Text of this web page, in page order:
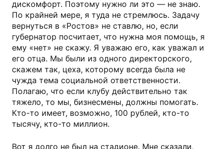
дискомфорт. Поэтому нужно ли это — не знаю.
По крайней мере, я туда не стремлюсь. Задачу
вернуться в «Ростов» не ставлю, но, если
губернатор посчитает, что нужна моя помощь, я
ему «нет» не скажу. Я уважаю его, как уважал и
его отца. Мы были из одного директорского,
скажем так, цеха, которому всегда была не
чужда тема социальной ответственности.
Полагаю, что если клубу действительно так
тяжело, то мы, бизнесмены, должны помогать.
Кто-то имеет, возможно, 100 рублей, кто-то
тысячу, кто-то миллион.
Вот я долго не был на стадионе. Мне сказали,